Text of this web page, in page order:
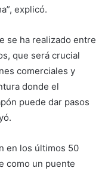
explicó.
se ha realizado entre
que será crucial
comerciales y
donde el
puede dar pasos
en los últimos 50
como un puente